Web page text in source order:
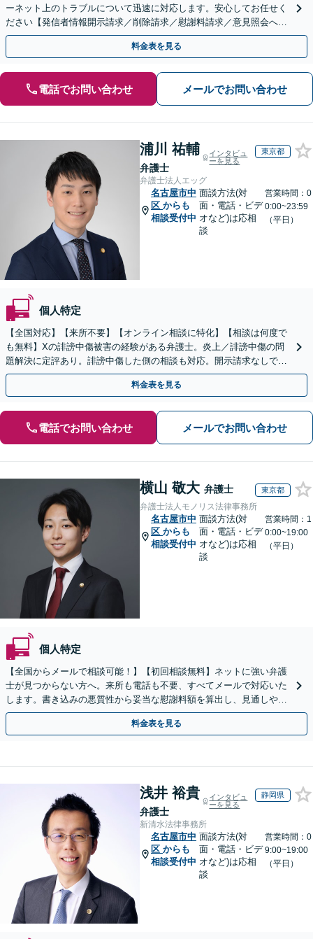
ーネット上のトラブルについて迅速に対応します。安心してお任せく
ださい【発信者情報開示請求／削除請求／慰謝料請求／意見照会への
対応】
料金表を見る
電話でお問い合わせ メールでお問い合わせ
浦川 祐輔
弁護士
インタビュ
ーを見る
東京都
弁護士法人エッグ
名古屋市中
区 からも
相談受付中
面談方法(対
面・電話・ビデ
オなど)は応相
談
営業時間：0
0:00~23:59
（平日）
個人特定
【全国対応】【来所不要】【オンライン相談に特化】【相談は何度で
も無料】Xの誹謗中傷被害の経験がある弁護士。炎上／誹謗中傷の問
題解決に定評あり。誹謗中傷した側の相談も対応。開示請求なしで本
人の特定ができる場合もあり。
料金表を見る
電話でお問い合わせ メールでお問い合わせ
横山 敬大 弁護士 東京都
弁護士法人モノリス法律事務所
名古屋市中
区 からも
相談受付中
面談方法(対
面・電話・ビデ
オなど)は応相
談
営業時間：1
0:00~19:00
（平日）
個人特定
【全国からメールで相談可能！】【初回相談無料】ネットに強い弁護
士が見つからない方へ。来所も電話も不要、すべてメールで対応いた
します。書き込みの悪質性から妥当な慰謝料額を算出し、見通しや費
用面のリスクも包み隠さずお伝えしサポートします。
料金表を見る
浅井 裕貴
弁護士
インタビュ
ーを見る
静岡県
新清水法律事務所
名古屋市中
区 からも
相談受付中
面談方法(対
面・電話・ビデ
オなど)は応相
談
営業時間：0
9:00~19:00
（平日）